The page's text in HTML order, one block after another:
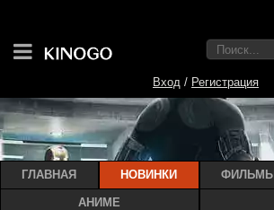
Вход / Регистрация
ГЛАВНАЯ НОВИНКИ ФИЛЬМЫ
АНИМЕ